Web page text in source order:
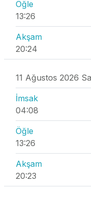
Öğle
13:26
Akşam
20:24
11 Ağustos 2026 Sa
İmsak
04:08
Öğle
13:26
Akşam
20:23